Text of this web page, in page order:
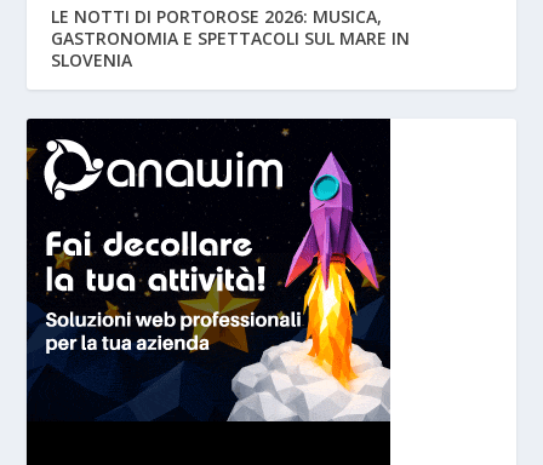
LE NOTTI DI PORTOROSE 2026: MUSICA,
GASTRONOMIA E SPETTACOLI SUL MARE IN
SLOVENIA